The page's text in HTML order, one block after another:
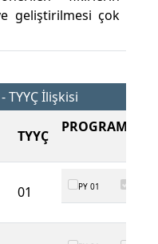
geliştirilmesi çok
TYYÇ İlişkisi
TYYÇ
PROGRAM
01 PY 01